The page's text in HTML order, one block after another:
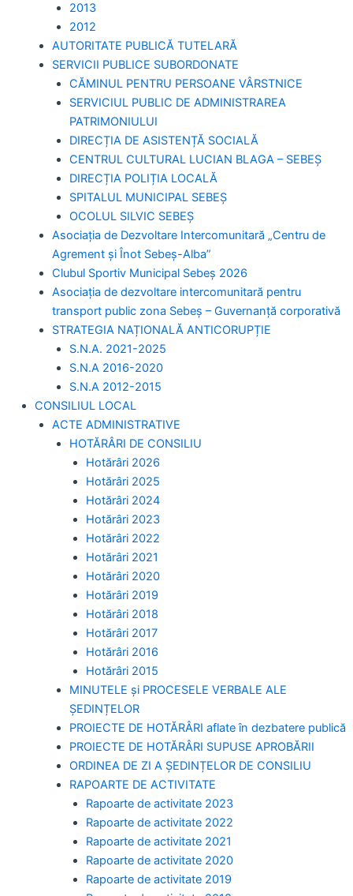
2013
2012
AUTORITATE PUBLICĂ TUTELARĂ
SERVICII PUBLICE SUBORDONATE
CĂMINUL PENTRU PERSOANE VÂRSTNICE
SERVICIUL PUBLIC DE ADMINISTRAREA
PATRIMONIULUI
DIRECȚIA DE ASISTENȚĂ SOCIALĂ
CENTRUL CULTURAL LUCIAN BLAGA – SEBEȘ
DIRECȚIA POLIȚIA LOCALĂ
SPITALUL MUNICIPAL SEBEȘ
OCOLUL SILVIC SEBEȘ
Asociația de Dezvoltare Intercomunitară „Centru de
Agrement și Înot Sebeș-Alba”
Clubul Sportiv Municipal Sebeș 2026
Asociația de dezvoltare intercomunitară pentru
transport public zona Sebeș – Guvernanță corporativă
STRATEGIA NAȚIONALĂ ANTICORUPȚIE
S.N.A. 2021-2025
S.N.A 2016-2020
S.N.A 2012-2015
CONSILIUL LOCAL
ACTE ADMINISTRATIVE
HOTĂRÂRI DE CONSILIU
Hotărâri 2026
Hotărâri 2025
Hotărâri 2024
Hotărâri 2023
Hotărâri 2022
Hotărâri 2021
Hotărâri 2020
Hotărâri 2019
Hotărâri 2018
Hotărâri 2017
Hotărâri 2016
Hotărâri 2015
MINUTELE și PROCESELE VERBALE ALE
ȘEDINȚELOR
PROIECTE DE HOTĂRÂRI aflate în dezbatere publică
PROIECTE DE HOTĂRÂRI SUPUSE APROBĂRII
ORDINEA DE ZI A ȘEDINȚELOR DE CONSILIU
RAPOARTE DE ACTIVITATE
Rapoarte de activitate 2023
Rapoarte de activitate 2022
Rapoarte de activitate 2021
Rapoarte de activitate 2020
Rapoarte de activitate 2019